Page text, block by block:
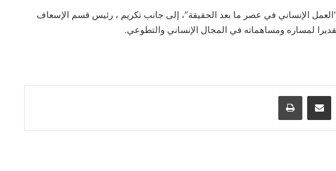
الإنساني في عصر ما بعد الحقيقة”، إلى جانب تكريم ، رئيس قسم الإسعاف
لمساره ومساهماته في المجال الإنساني والتطوعي.
Messengerانشر عبر البريد الإلكترونياطبع